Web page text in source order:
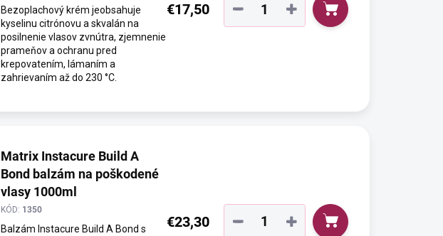
Bezoplachový krém jeobsahuje
kyselinu citrónovu a skvalán na
posilnenie vlasov zvnútra, zjemnenie
prameňov a ochranu pred
krepovatením, lámaním a
zahrievaním až do 230 °C.
€17,50 +
−
Matrix Instacure Build A
Bond balzám na poškodené
vlasy 1000ml
KÓD: 1350
Balzám Instacure Build A Bond s
€23,30 +
−